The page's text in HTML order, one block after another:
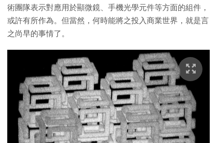
術團隊表示對應用於顯微鏡、手機光學元件等方面的組件，
或許有所作為。但當然，何時能將之投入商業世界，就是言
之尚早的事情了。